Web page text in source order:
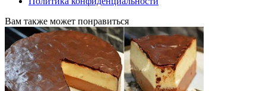
Вам также может понравиться